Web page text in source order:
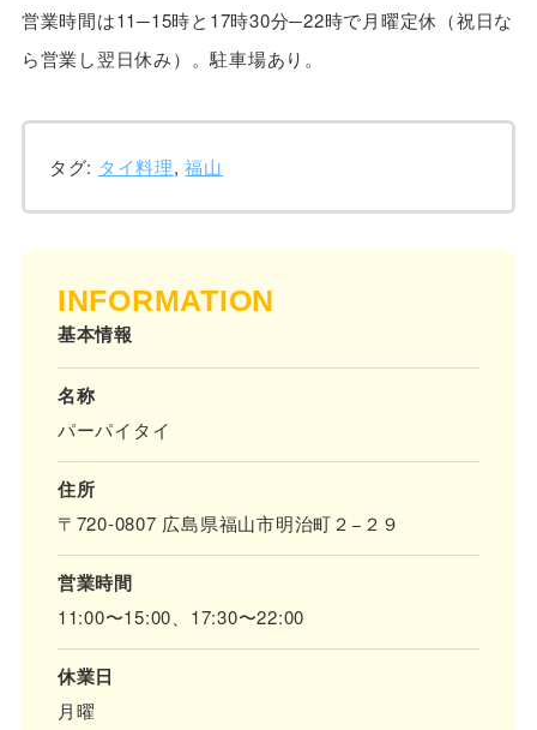
営業時間は11─15時と17時30分─22時で月曜定休（祝日な
ら営業し翌日休み）。駐車場あり。
タグ: タイ料理,福山
INFORMATION
基本情報
名称
パーパイタイ
住所
〒720-0807 広島県福山市明治町２−２９
営業時間
11:00〜15:00、17:30〜22:00
休業日
月曜